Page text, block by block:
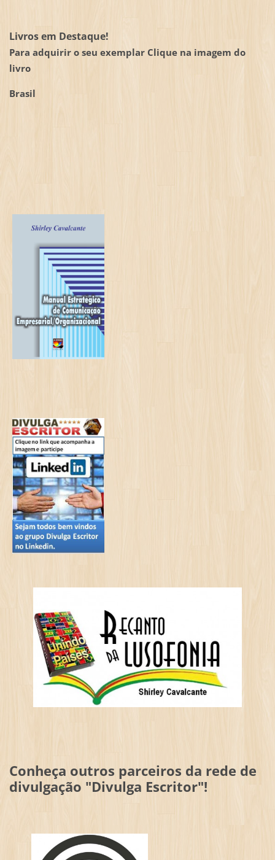
Livros em Destaque!
Para adquirir o seu exemplar Clique na imagem do
livro
Brasil
Conheça outros parceiros da rede de
divulgação "Divulga Escritor"!